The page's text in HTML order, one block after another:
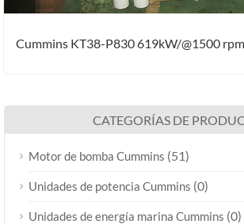
Cummins KT38-P830 619kW/@1500
CATEGORÍAS DE
Motor de bomba Cummins (51)
Unidades de potencia Cummins (0)
Unidades de energía marina Cummins (0)